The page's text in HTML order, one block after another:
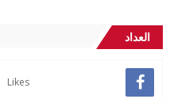
العداد
Likes